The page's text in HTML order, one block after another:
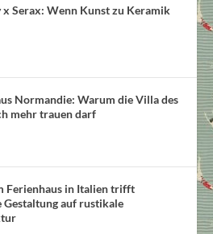
x Serax: Wenn Kunst zu Keramik
Normandie: Warum die Villa des
mehr trauen darf
Ferienhaus in Italien trifft
Gestaltung auf rustikale